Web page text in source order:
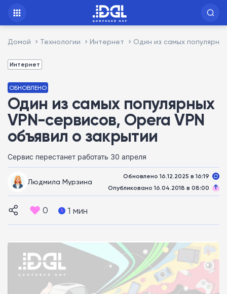
Домой Технологии Интернет Один из самых
Интернет
ОБНОВЛЕНО
Один из самых популярных
VPN-сервисов, Opera VPN
объявил о закрытии
Сервис перестанет работать 30 апреля
Людмила Мурзина
Обновлено 16.12.2025 в 16:19
Опубликовано 16.04.2018 в 08:00
0 1 мин